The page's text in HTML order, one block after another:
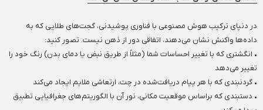
در دنیای ترکیب هوش مصنوعی با فناوری پوشیدنی، گجت‌های طلایی که به
داده‌ها واکنش نشان می‌دهند، اتفاقی دور از ذهن نیست. تصور کنید:
• انگشتری که با تغییر احساسات شما (مثلاً از طریق نبض یا دمای بدن) رنگ خود را
تغییر می‌دهد
• گردنبندی که با هر پیام دریافت‌شده در چت، ارتعاشی ملایم ایجاد می‌کند
• دستبندی که براساس موقعیت مکانی، نور آن با الگوریتم‌های جغرافیایی تطبیق